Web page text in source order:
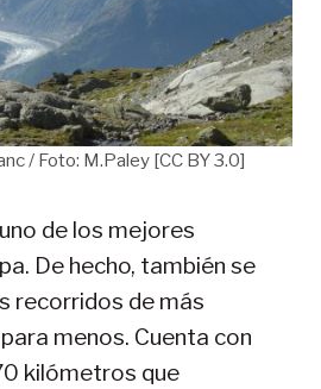
/ Foto: M.Paley [CC BY 3.0]
de los mejores
De hecho, también se
recorridos de más
menos. Cuenta con
kilómetros que